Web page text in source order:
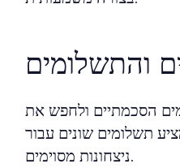
והתשלומים
הסכמתיים ולחפש את
תשלומים שונים עבור
ניצחונות מסוימים.